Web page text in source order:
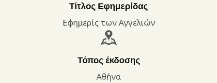
ΔΡΑΣΤΗΡΙΟΤΗΤΕΣ
ΕΠΙΚΟΙΝΩΝΊΑ
ΌΡΟΙ ΧΡΉΣΗΣ
Τίτλος Εφημερίδας
Εφημερίς των Αγγελιών
Τόπος έκδοσης
Αθήνα